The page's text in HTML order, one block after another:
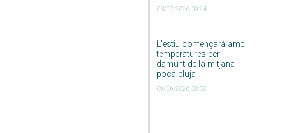
03/07/2026 09:24
L’estiu començarà amb
temperatures per
damunt de la mitjana i
poca pluja
09/06/2026 02:52